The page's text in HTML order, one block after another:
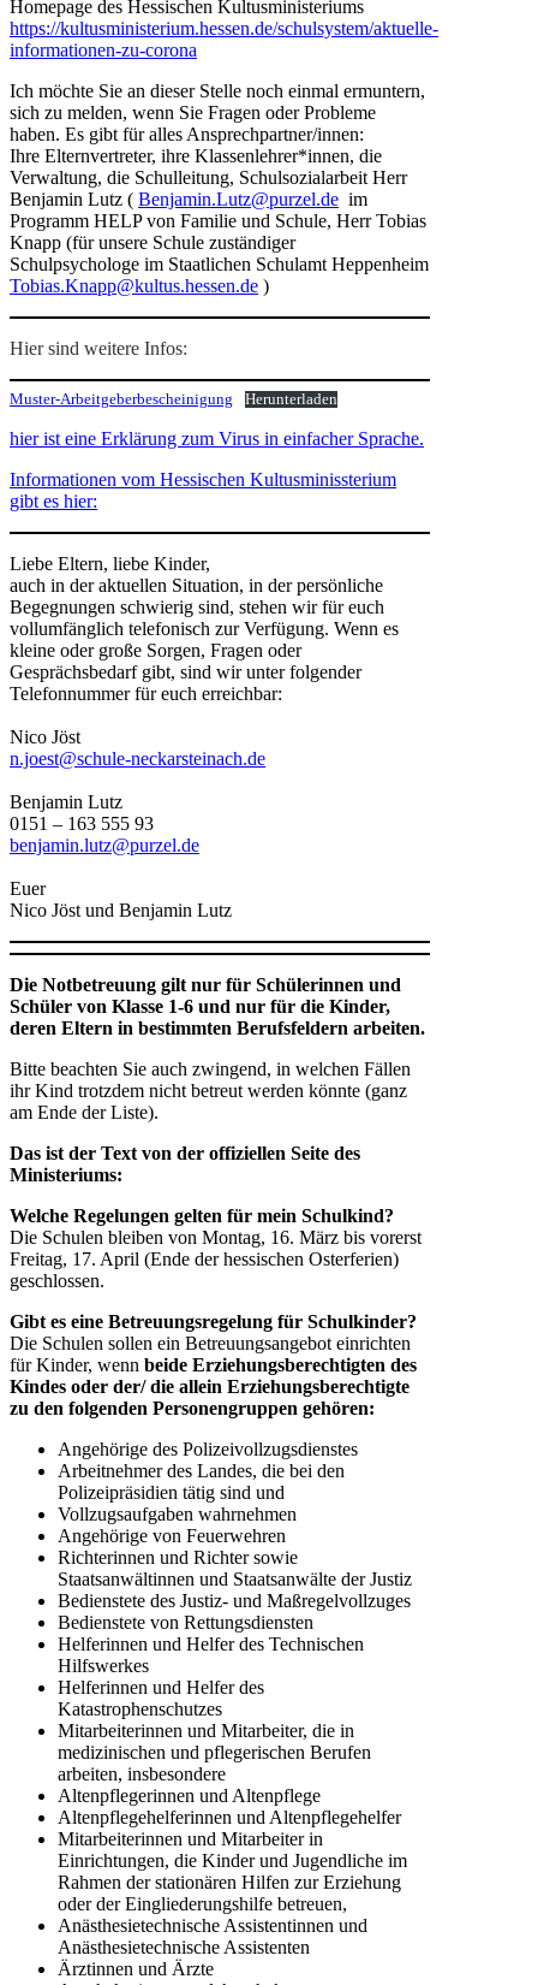
Homepage des Hessischen Kultusministeriums
https://kultusministerium.hessen.de/schulsystem/aktuelle-
informationen-zu-corona
Ich möchte Sie an dieser Stelle noch einmal ermuntern,
sich zu melden, wenn Sie Fragen oder Probleme
haben. Es gibt für alles Ansprechpartner/innen:
Ihre Elternvertreter, ihre Klassenlehrer*innen, die
Verwaltung, die Schulleitung, Schulsozialarbeit Herr
Benjamin Lutz ( Benjamin.Lutz@purzel.de im
Programm HELP von Familie und Schule, Herr Tobias
Knapp (für unsere Schule zuständiger
Schulpsychologe im Staatlichen Schulamt Heppenheim
Tobias.Knapp@kultus.hessen.de )
Hier sind weitere Infos:
Muster-Arbeitgeberbescheinigung Herunterladen
hier ist eine Erklärung zum Virus in einfacher Sprache.
Informationen vom Hessischen Kultusminissterium
gibt es hier:
Liebe Eltern, liebe Kinder,
auch in der aktuellen Situation, in der persönliche
Begegnungen schwierig sind, stehen wir für euch
vollumfänglich telefonisch zur Verfügung. Wenn es
kleine oder große Sorgen, Fragen oder
Gesprächsbedarf gibt, sind wir unter folgender
Telefonnummer für euch erreichbar:
Nico Jöst
n.joest@schule-neckarsteinach.de
Benjamin Lutz
0151 – 163 555 93
benjamin.lutz@purzel.de
Euer
Nico Jöst und Benjamin Lutz
Die Notbetreuung gilt nur für Schülerinnen und
Schüler von Klasse 1-6 und nur für die Kinder,
deren Eltern in bestimmten Berufsfeldern arbeiten.
Bitte beachten Sie auch zwingend, in welchen Fällen
ihr Kind trotzdem nicht betreut werden könnte (ganz
am Ende der Liste).
Das ist der Text von der offiziellen Seite des
Ministeriums:
Welche Regelungen gelten für mein Schulkind?
Die Schulen bleiben von Montag, 16. März bis vorerst
Freitag, 17. April (Ende der hessischen Osterferien)
geschlossen.
Gibt es eine Betreuungsregelung für Schulkinder?
Die Schulen sollen ein Betreuungsangebot einrichten
für Kinder, wenn beide Erziehungsberechtigten des
Kindes oder der/ die allein Erziehungsberechtigte
zu den folgenden Personengruppen gehören:
Angehörige des Polizeivollzugsdienstes
Arbeitnehmer des Landes, die bei den
Polizeipräsidien tätig sind und
Vollzugsaufgaben wahrnehmen
Angehörige von Feuerwehren
Richterinnen und Richter sowie
Staatsanwältinnen und Staatsanwälte der Justiz
Bedienstete des Justiz- und Maßregelvollzuges
Bedienstete von Rettungsdiensten
Helferinnen und Helfer des Technischen
Hilfswerkes
Helferinnen und Helfer des
Katastrophenschutzes
Mitarbeiterinnen und Mitarbeiter, die in
medizinischen und pflegerischen Berufen
arbeiten, insbesondere
Altenpflegerinnen und Altenpflege
Altenpflegehelferinnen und Altenpflegehelfer
Mitarbeiterinnen und Mitarbeiter in
Einrichtungen, die Kinder und Jugendliche im
Rahmen der stationären Hilfen zur Erziehung
oder der Eingliederungshilfe betreuen,
Anästhesietechnische Assistentinnen und
Anästhesietechnische Assistenten
Ärztinnen und Ärzte